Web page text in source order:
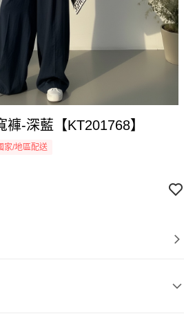
-深藍【KT201768】
家/地區配送